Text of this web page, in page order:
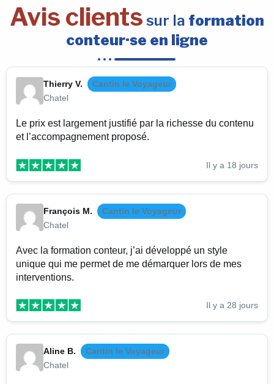
Avis clients sur la formation
conteur·se en ligne
Thierry V.
Cantin le Voyageur
Chatel
Le prix est largement justifié par la richesse du contenu
et l’accompagnement proposé.
Il y a 18 jours
François M.
Cantin le Voyageur
Chatel
Avec la formation conteur, j’ai développé un style
unique qui me permet de me démarquer lors de mes
interventions.
Il y a 28 jours
Aline B.
Cantin le Voyageur
Chatel